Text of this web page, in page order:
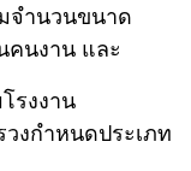
จำนวนขนาด
คนงาน และ
รงงาน
งกำหนดประเภท